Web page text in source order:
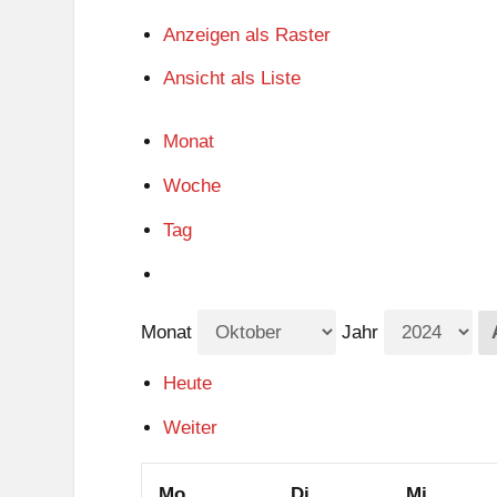
Anzeigen als Raster
Ansicht als Liste
Monat
Woche
Tag
Monat Jahr
Heute
Weiter